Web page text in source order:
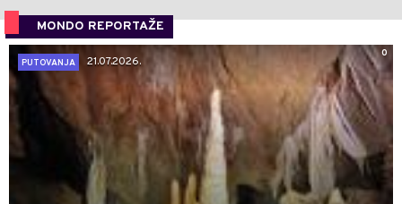
MONDO REPORTAŽE
0
PUTOVANJA
21.07.2026.